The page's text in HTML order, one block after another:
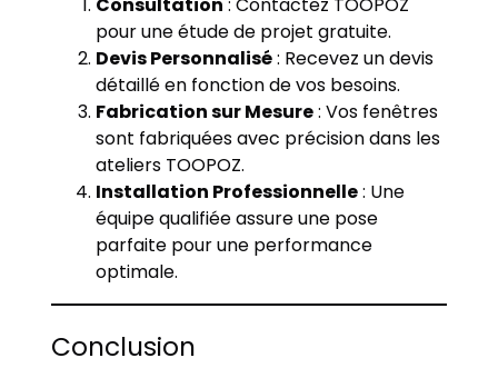
Consultation : Contactez TOOPOZ
pour une étude de projet gratuite.
Devis Personnalisé: Recevez un devis
détaillé en fonction de vos besoins.
Fabrication sur Mesure: Vos fenêtres
sont fabriquées avec précision dans les
ateliers TOOPOZ.
Installation Professionnelle: Une
équipe qualifiée assure une pose
parfaite pour une performance
optimale.
Conclusion